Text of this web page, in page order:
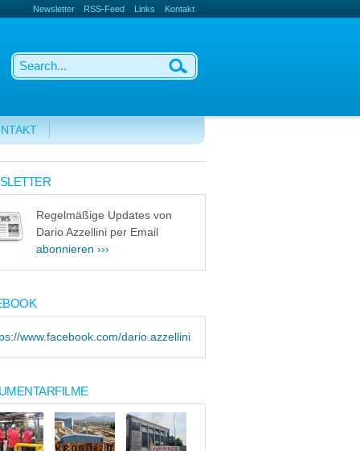
Newsletter RSS-Feed Links Kontakt
Regelmäßige Updates von
Dario Azzellini per Email
abonnieren ›››
www.facebook.com/dario.azzellini